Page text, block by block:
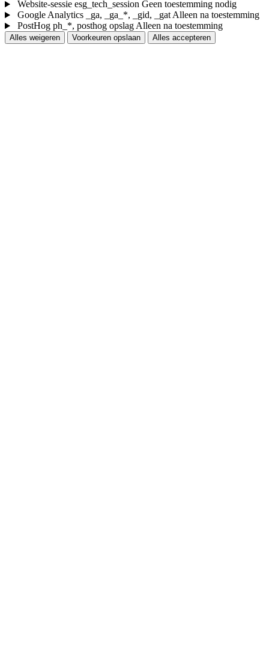
Website-sessie esg_tech_session Geen toestemming nodig
Google Analytics
_ga, _ga_*, _gid, _gat Alleen na toestemming
PostHog ph_*, posthog opslag Alleen na toestemming
Alles weigeren Voorkeuren opslaan Alles accepteren